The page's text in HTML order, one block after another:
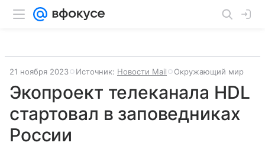
21 ноября 2023 Источник: Новости Mail Окружающий мир
Экопроект телеканала HDL
стартовал в заповедниках
России